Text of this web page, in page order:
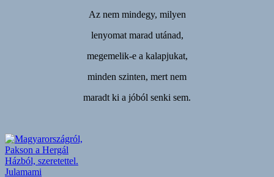
Az nem mindegy, milyen
lenyomat marad utánad,
megemelik-e a kalapjukat,
minden szinten, mert nem
maradt ki a jóból senki sem.